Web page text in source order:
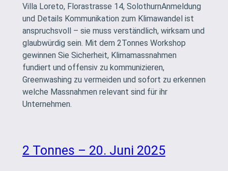
Villa Loreto, Florastrasse 14, SolothurnAnmeldung
und Details Kommunikation zum Klimawandel ist
anspruchsvoll – sie muss verständlich, wirksam und
glaubwürdig sein. Mit dem 2Tonnes Workshop
gewinnen Sie Sicherheit, Klimamassnahmen
fundiert und offensiv zu kommunizieren,
Greenwashing zu vermeiden und sofort zu erkennen
welche Massnahmen relevant sind für ihr
Unternehmen.
2 Tonnes – 20. Juni 2025